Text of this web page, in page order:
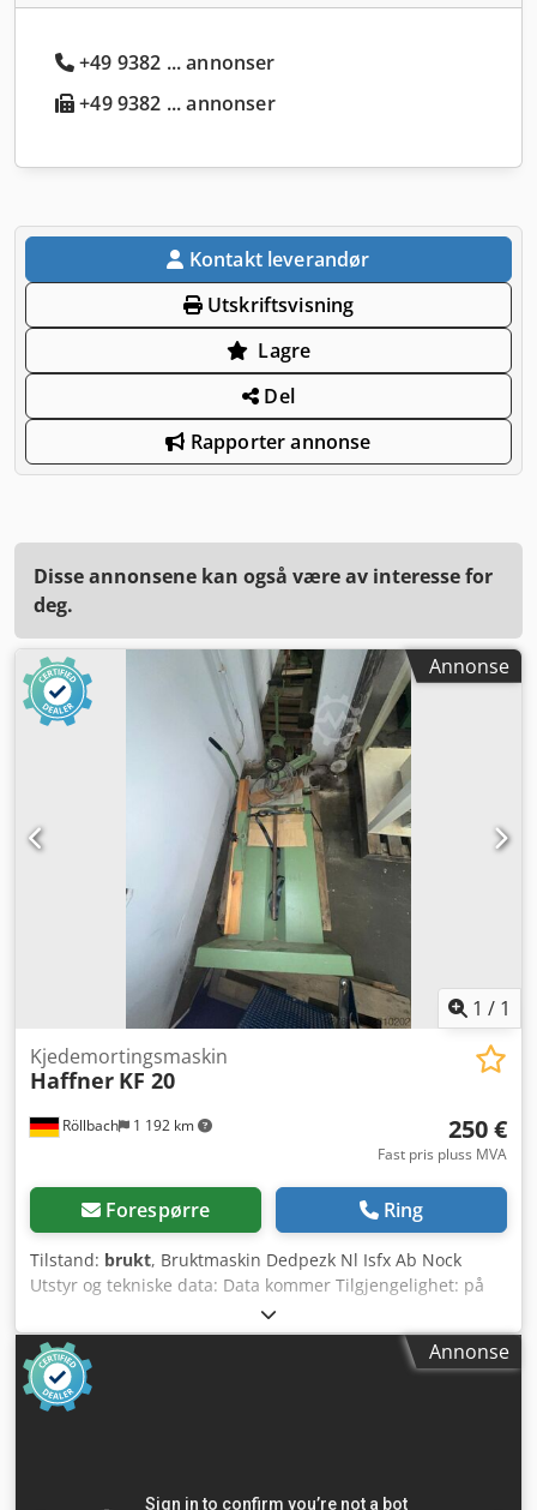
+49 9382 ... annonser
+49 9382 ... annonser
Kontakt leverandør
Utskriftsvisning
Lagre
Del
Rapporter annonse
Disse annonsene kan også være av interesse for
deg.
Annonse
1 / 1
Röllbach 1 192 km
Kjedemortingsmaskin
Haffner KF 20
250 €
Fast pris pluss MVA
Forespørre Ring
Tilstand: brukt, Bruktmaskin Dedpezk Nl Isfx Ab Nock
Utstyr og tekniske data: Data kommer Tilgjengelighet: på
kort sikt Lokasjon: 63934 Röllbach
Annonse